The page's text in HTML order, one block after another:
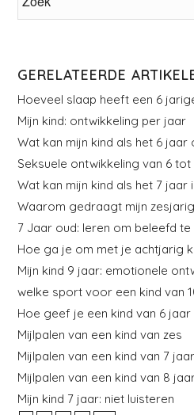
GERELATEERDE
Hoeveel slaap heeft een 6
Mijn kind: ontwikkeling per jaar
Wat kan mijn kind als het 6 jaar
Seksuele ontwikkeling van 6
Wat kan mijn kind als het 7 jaar
Waarom gedraagt mijn
7 Jaar oud: leren om beleefd te
Hoe ga je om met je achtjarig
Mijn kind 9 jaar: emotionele
welke sport voor een kind van
Hoe geef je een kind van 6
Mijlpalen van een kind van zes
Mijlpalen van een kind van 7 jaar
Mijlpalen van een kind van 8
Mijn kind 7 jaar: niet luisteren